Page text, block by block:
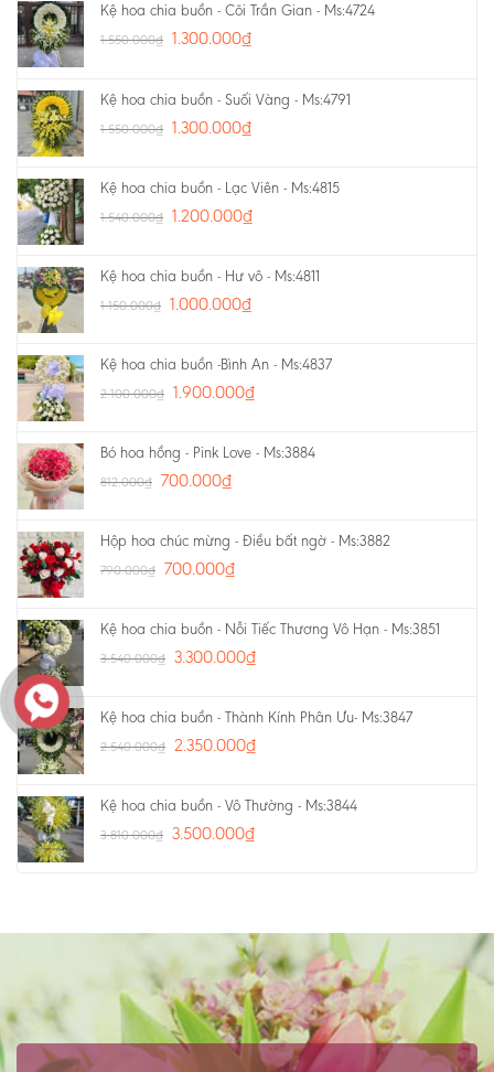
Kệ hoa chia buồn - Cõi Trần Gian - Ms:4724
1.550.000₫ 1.300.000₫
Kệ hoa chia buồn - Suối Vàng - Ms:4791
1.550.000₫ 1.300.000₫
Kệ hoa chia buồn - Lạc Viên - Ms:4815
1.540.000₫ 1.200.000₫
Kệ hoa chia buồn - Hư vô - Ms:4811
1.150.000₫ 1.000.000₫
Kệ hoa chia buồn -Bình An - Ms:4837
2.100.000₫ 1.900.000₫
Bó hoa hồng - Pink Love - Ms:3884
812.000₫ 700.000₫
Hộp hoa chúc mừng - Điều bất ngờ - Ms:3882
790.000₫ 700.000₫
Kệ hoa chia buồn - Nỗi Tiếc Thương Vô Hạn - Ms:3851
3.540.000₫ 3.300.000₫
Kệ hoa chia buồn - Thành Kính Phân Ưu- Ms:3847
2.540.000₫ 2.350.000₫
Kệ hoa chia buồn - Vô Thường - Ms:3844
3.810.000₫ 3.500.000₫